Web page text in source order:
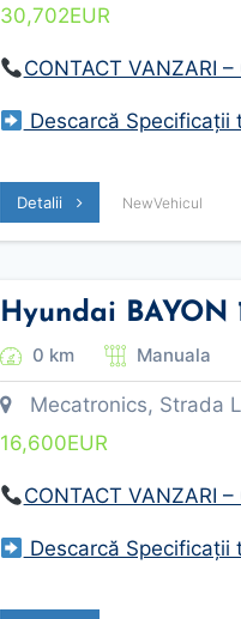
30,702EUR
CONTACT VANZARI
Descarcă Specificații
Detalii NewVehicul
Hyundai BAYON
0 km Manuala
Mecatronics, Strada
16,600EUR
CONTACT VANZARI
Descarcă Specificații